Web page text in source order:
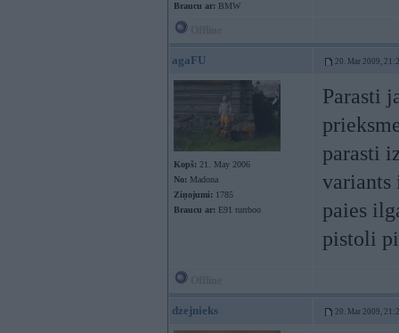
Braucu ar: BMW
agaFU 20. Mar 2009,
Kopš: 21. May 2006
No: Madona
Ziņojumi: 1785
Braucu ar: E91 turrboo
Parasti
parasti
variants
paies
pistoli
dzejnieks 20. Mar 2009,